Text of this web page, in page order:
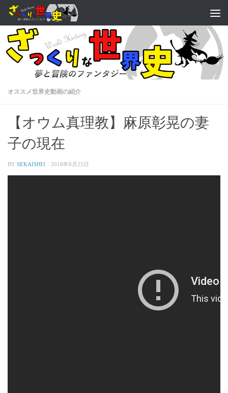
オススメ世界史動画の紹介
【オウム真理教】麻原彰晃の妻
子の現在
BY SEKAISHI1 · 2018年8月25日